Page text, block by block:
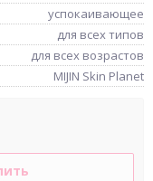
успокаивающее
для всех типов
для всех возрастов
MIJIN Skin Planet